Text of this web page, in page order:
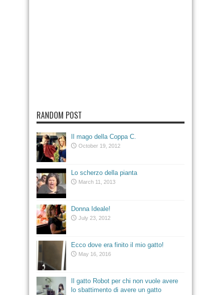
RANDOM POST
Il mago della Coppa C.
October 19, 2012
Lo scherzo della pianta
March 11, 2013
Donna Ideale!
July 23, 2012
Ecco dove era finito il mio gatto!
May 16, 2016
Il gatto Robot per chi non vuole avere
lo sbattimento di avere un gatto